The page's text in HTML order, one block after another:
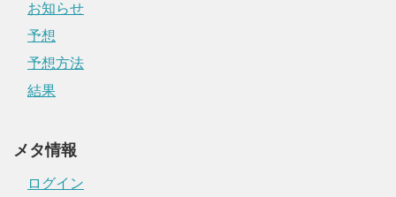
お知らせ
予想
予想方法
結果
メタ情報
ログイン